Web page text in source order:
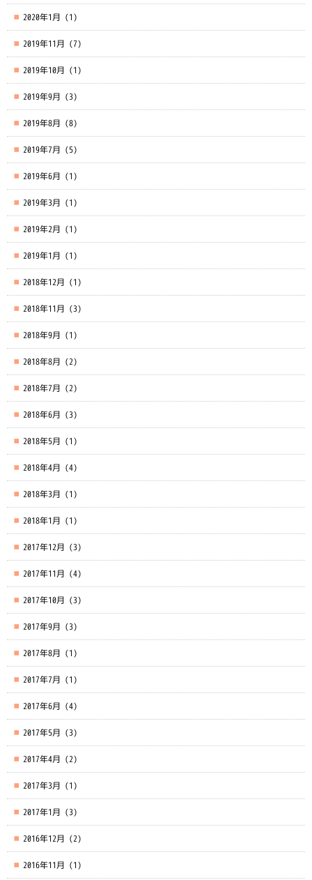
2020年1月 (1)
2019年11月 (7)
2019年10月 (1)
2019年9月 (3)
2019年8月 (8)
2019年7月 (5)
2019年6月 (1)
2019年3月 (1)
2019年2月 (1)
2019年1月 (1)
2018年12月 (1)
2018年11月 (3)
2018年9月 (1)
2018年8月 (2)
2018年7月 (2)
2018年6月 (3)
2018年5月 (1)
2018年4月 (4)
2018年3月 (1)
2018年1月 (1)
2017年12月 (3)
2017年11月 (4)
2017年10月 (3)
2017年9月 (3)
2017年8月 (1)
2017年7月 (1)
2017年6月 (4)
2017年5月 (3)
2017年4月 (2)
2017年3月 (1)
2017年1月 (3)
2016年12月 (2)
2016年11月 (1)